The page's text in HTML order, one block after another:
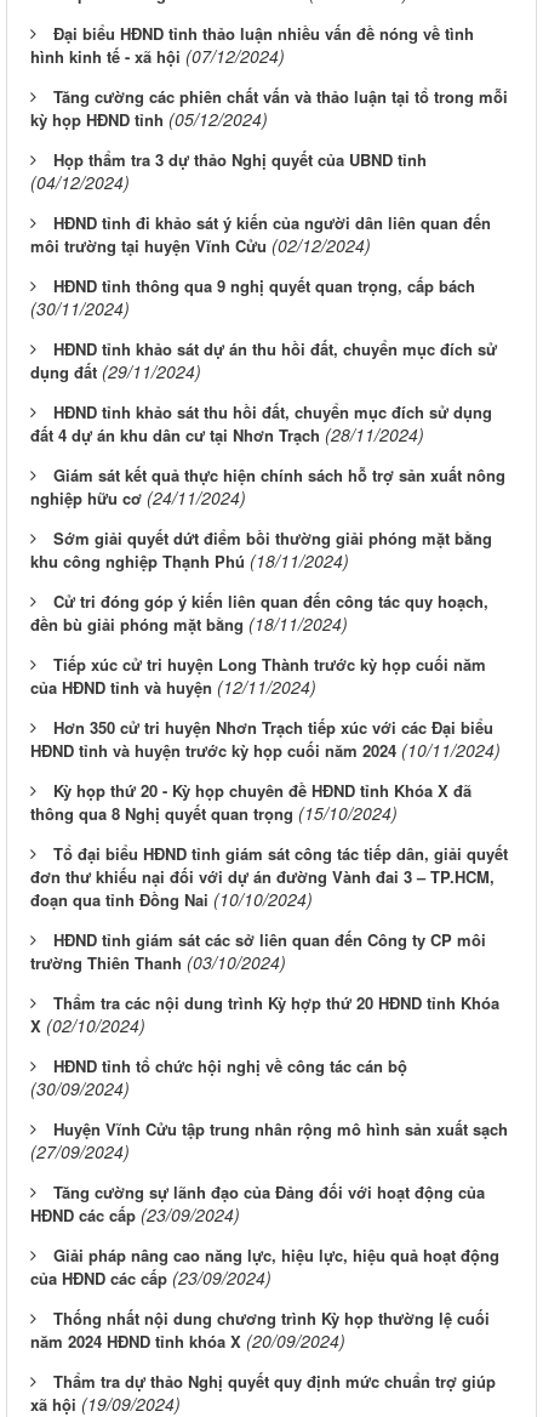
Đại biểu HĐND tỉnh thảo luận nhiều vấn đề nóng về tình
hình kinh tế - xã hội (07/12/2024)
Tăng cường các phiên chất vấn và thảo luận tại tổ trong mỗi
kỳ họp HĐND tỉnh (05/12/2024)
Họp thẩm tra 3 dự thảo Nghị quyết của UBND tỉnh
(04/12/2024)
HĐND tỉnh đi khảo sát ý kiến của người dân liên quan đến
môi trường tại huyện Vĩnh Cửu (02/12/2024)
HĐND tỉnh thông qua 9 nghị quyết quan trọng, cấp bách
(30/11/2024)
HĐND tỉnh khảo sát dự án thu hồi đất, chuyển mục đích sử
dụng đất (29/11/2024)
HĐND tỉnh khảo sát thu hồi đất, chuyển mục đích sử dụng
đất 4 dự án khu dân cư tại Nhơn Trạch (28/11/2024)
Giám sát kết quả thực hiện chính sách hỗ trợ sản xuất nông
nghiệp hữu cơ (24/11/2024)
Sớm giải quyết dứt điểm bồi thường giải phóng mặt bằng
khu công nghiệp Thạnh Phú (18/11/2024)
Cử tri đóng góp ý kiến liên quan đến công tác quy hoạch,
đền bù giải phóng mặt bằng (18/11/2024)
Tiếp xúc cử tri huyện Long Thành trước kỳ họp cuối năm
của HĐND tỉnh và huyện (12/11/2024)
Hơn 350 cử tri huyện Nhơn Trạch tiếp xúc với các Đại biểu
HĐND tỉnh và huyện trước kỳ họp cuối năm 2024 (10/11/2024)
Kỳ họp thứ 20 - Kỳ họp chuyên đề HĐND tỉnh Khóa X đã
thông qua 8 Nghị quyết quan trọng (15/10/2024)
Tổ đại biểu HĐND tỉnh giám sát công tác tiếp dân, giải quyết
đơn thư khiếu nại đối với dự án đường Vành đai 3 – TP.HCM,
đoạn qua tỉnh Đồng Nai (10/10/2024)
HĐND tỉnh giám sát các sở liên quan đến Công ty CP môi
trường Thiên Thanh (03/10/2024)
Thẩm tra các nội dung trình Kỳ hợp thứ 20 HĐND tỉnh Khóa
X (02/10/2024)
HĐND tỉnh tổ chức hội nghị về công tác cán bộ
(30/09/2024)
Huyện Vĩnh Cửu tập trung nhân rộng mô hình sản xuất sạch
(27/09/2024)
Tăng cường sự lãnh đạo của Đảng đối với hoạt động của
HĐND các cấp (23/09/2024)
Giải pháp nâng cao năng lực, hiệu lực, hiệu quả hoạt động
của HĐND các cấp (23/09/2024)
Thống nhất nội dung chương trình Kỳ họp thường lệ cuối
năm 2024 HĐND tỉnh khóa X (20/09/2024)
Thẩm tra dự thảo Nghị quyết quy định mức chuẩn trợ giúp
xã hội (19/09/2024)